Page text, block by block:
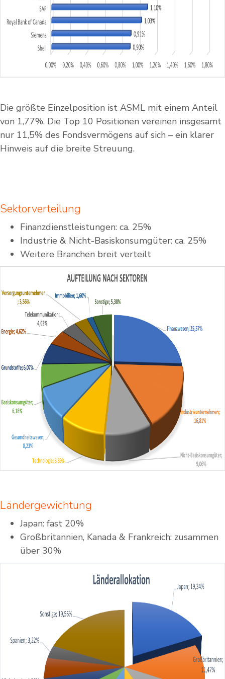
Die größte Einzelposition ist ASML mit einem Anteil
von 1,77%. Die Top 10 Positionen vereinen insgesamt
nur 11,5% des Fondsvermögens auf sich – ein klarer
Hinweis auf die breite Streuung.
Sektorverteilung
Finanzdienstleistungen: ca. 25%
Industrie & Nicht-Basiskonsumgüter: ca. 25%
Weitere Branchen breit verteilt
Ländergewichtung
Japan: fast 20%
Großbritannien, Kanada & Frankreich: zusammen
über 30%